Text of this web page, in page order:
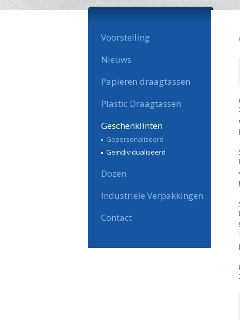
Voorstelling
Nieuws
Papieren draagtassen
Plastic Draagtassen
Geschenklinten
Gepersonaliseerd
Geindividualiseerd
Dozen
Industriële Verpakkingen
Contact